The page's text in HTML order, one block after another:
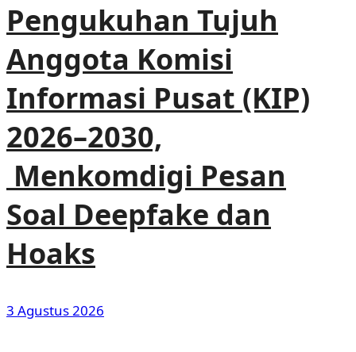
Pengukuhan Tujuh
Anggota Komisi
Informasi Pusat (KIP)
2026–2030,
Menkomdigi Pesan
Soal Deepfake dan
Hoaks
3 Agustus 2026